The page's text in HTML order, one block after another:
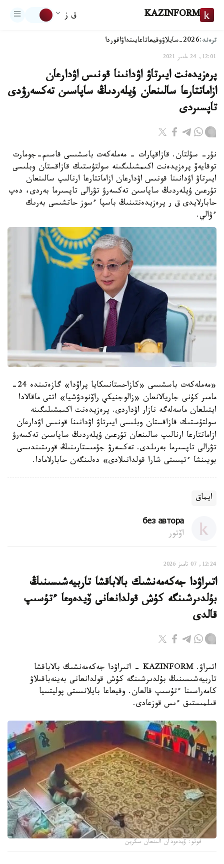
KAZINFORM ق ز
ترەند:2026-سايلاۋ وقيعاتاعايىنداۋاقوردا
12:01, 24 مامىر 2021
پرەزيدەنت ايىرتاۋ اۋدانىنا قونىس اۋدارعان
ازاماتتارعا سالىنعان ۇيلەردىڭ ساپاسىن تەكسەرۋدى
تاپسىردى
نۇر- سۇلتان. قازاقپارات - مەملەكەت باسشىسى قاسىم-جومارت
توقايەۆ پرەزيدەنت اكىمشىلىگىنە سولتۇستىك قازاقستان وبلىسى
ايىرتاۋ اۋدانىنا قونىس اۋدارعان ازاماتتارعا ارنالىپ سالىنعان
تۇرعىن ۇيلەردىڭ ساپاسىن تەكسەرۋ تۋرالى تاپسىرما بەردى، دەپ
حابارلايدى ق ر پرەزيدەنتىنىڭ باسپا ءسوز حاتشىسى بەرىك
ءۋالي.
«مەملەكەت باسشىسى «كازاحستانسكايا پراۆدا» گازەتىندە 24-
مامىر كۇنى جاريالانعان «زالوجنيكي راۆنودۋشيا» اتتى ماقالادا
ايتىلعان ماسەلەگە نازار اۋداردى. پرەزيدەنت اكىمشىلىگىنە
سولتۇستىك قازاقستان وبلىسى ايىرتاۋ اۋدانىنا قونىس اۋدارعان
ازاماتتارعا ارنالىپ سالىنعان تۇرعىن ۇيلەردىڭ ساپاسىن تەكسەرۋ
تۋرالى تاپسىرما بەرىلدى. تەكسەرۋ جۇمىستارىنىڭ قورىتىندىسى
بويىنشا ءتيىستى شارا قولدانىلادى» دەلىنگەن حابارلامادا.
ايماق
без автора
اۆتور
12:24, 07 تامىز 2026
اتىراۋدا جەكەمەنشىك بالاباقشا تاربيەشىسىنىڭ
بۇلدىرشىنگە كۇش قولدانعانى ۆيدەوعا ءتۇسىپ
قالدى
اتىراۋ. KAZINFORM - اتىراۋدا جەكەمەنشىك بالاباقشا
تاربيەشىسىنىڭ بۇلدىرشىنگە كۇش قولدانعانى بەينەباقىلاۋ
كامەراسىنا ءتۇسىپ قالعان. وقيعاعا بايلانىستى پوليتسيا
قىلمىستىق ءىس قوزعادى.
فوتو: ۆيدەودان الىنعان سكرين